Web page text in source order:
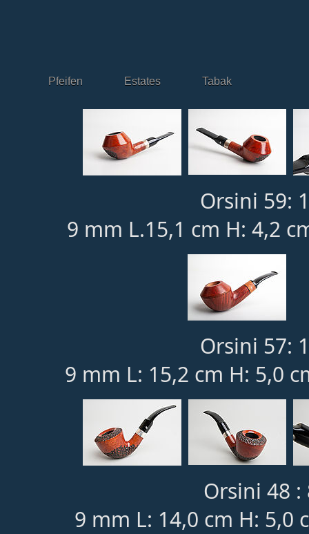
Pfeifen Estates Tabak
Orsini 59:
9 mm L.15,1 cm H: 4,2
Orsini 57:
9 mm L: 15,2 cm H: 5,0
Orsini 48 :
9 mm L: 14,0 cm H: 5,0